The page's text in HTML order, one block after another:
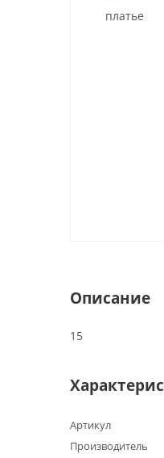
Описание
15
Артикул
Производитель